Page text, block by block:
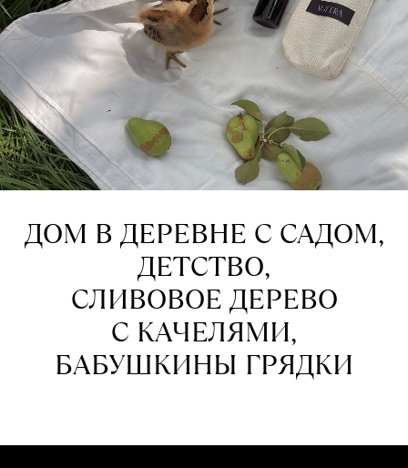
ДОМ В ДЕРЕВНЕ С САДОМ,
ДЕТСТВО,
СЛИВОВОЕ ДЕРЕВО
С КАЧЕЛЯМИ,
БАБУШКИНЫ ГРЯДКИ